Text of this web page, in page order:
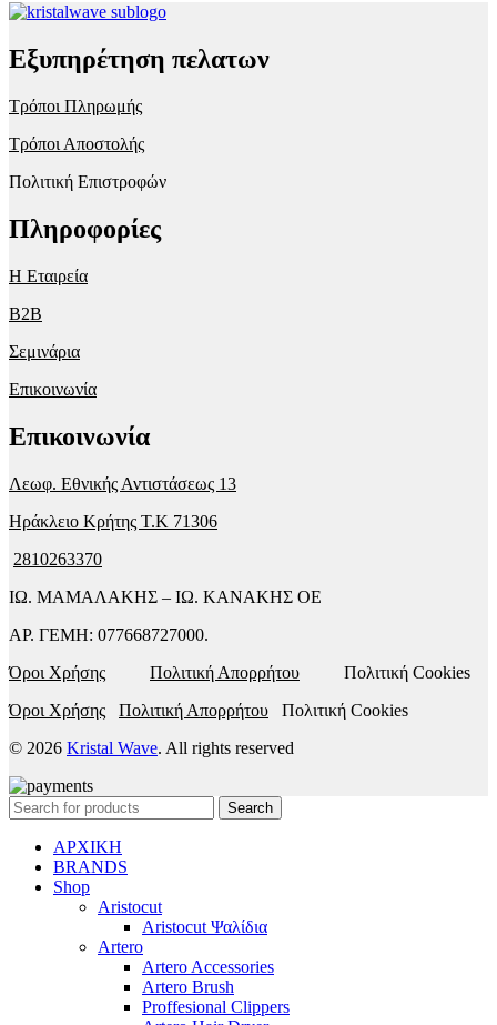
Εξυπηρέτηση πελατων
Τρόποι Πληρωμής
Τρόποι Αποστολής
Πολιτική Επιστροφών
Πληροφορίες
Η Εταιρεία
B2B
Σεμινάρια
Επικοινωνία
Επικοινωνία
Λεωφ. Εθνικής Αντιστάσεως 13
Ηράκλειο Κρήτης T.K 71306
2810263370
ΙΩ. ΜΑΜΑΛΑΚΗΣ – ΙΩ. ΚΑΝΑΚΗΣ ΟΕ
ΑΡ. ΓΕΜΗ: 077668727000.
Όροι Χρήσης
Πολιτική Απορρήτου Πολιτική Cookies
Όροι Χρήσης
Πολιτική Απορρήτου Πολιτική Cookies
© 2026 Kristal Wave. All rights reserved
Search
ΑΡΧΙΚΗ
BRANDS
Shop
Aristocut
Aristocut Ψαλίδια
Artero
Artero Accessories
Artero Brush
Proffesional Clippers